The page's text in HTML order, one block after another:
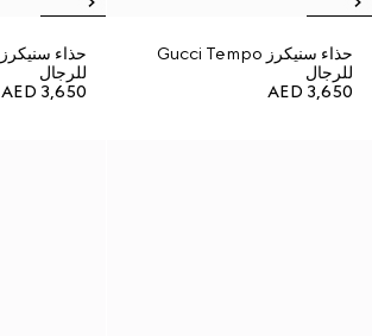
حذاء سنيكرز Gucci Tempo
للرجال
AED 3,650
للرجال
AED 3,650